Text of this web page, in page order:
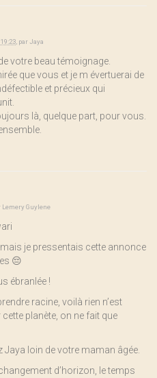
parJaya
votre beau témoignage.
que vous et je m évertuerai de
et précieux qui
là, quelque part, pour vous.
Lemery Guylene
je pressentais cette annonce
😔
ébranlée !
racine, voilà rien n’est
planète, on ne fait que
Jaya loin de votre maman âgée.
d’horizon, le temps